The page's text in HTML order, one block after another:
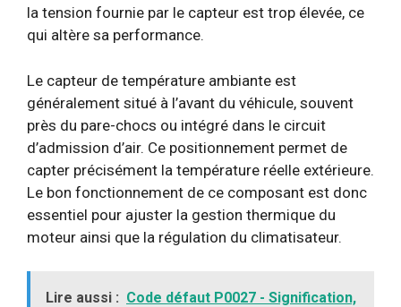
la tension fournie par le capteur est trop élevée, ce
qui altère sa performance.
Le capteur de température ambiante est
généralement situé à l’avant du véhicule, souvent
près du pare-chocs ou intégré dans le circuit
d’admission d’air. Ce positionnement permet de
capter précisément la température réelle extérieure.
Le bon fonctionnement de ce composant est donc
essentiel pour ajuster la gestion thermique du
moteur ainsi que la régulation du climatisateur.
Lire aussi : Code défaut P0027 - Signification,